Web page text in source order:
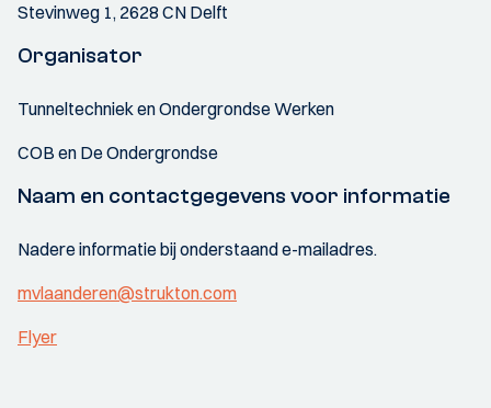
Stevinweg 1, 2628 CN Delft
Organisator
Tunneltechniek en Ondergrondse Werken
COB en De Ondergrondse
Naam en contactgegevens voor informatie
Nadere informatie bij onderstaand e-mailadres.
mvlaanderen@strukton.com
Flyer